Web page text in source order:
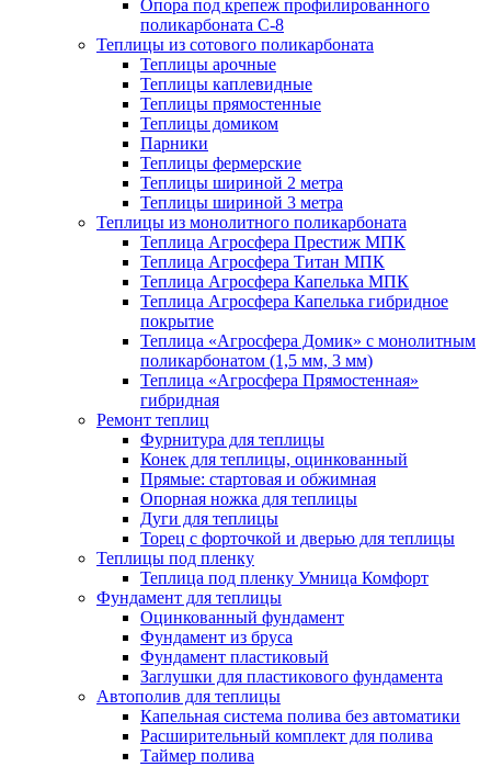
Опора под крепеж профилированного
поликарбоната С-8
Теплицы из сотового поликарбоната
Теплицы арочные
Теплицы каплевидные
Теплицы прямостенные
Теплицы домиком
Парники
Теплицы фермерские
Теплицы шириной 2 метра
Теплицы шириной 3 метра
Теплицы из монолитного поликарбоната
Теплица Агросфера Престиж МПК
Теплица Агросфера Титан МПК
Теплица Агросфера Капелька МПК
Теплица Агросфера Капелька гибридное
покрытие
Теплица «Агросфера Домик» с монолитным
поликарбонатом (1,5 мм, 3 мм)
Теплица «Агросфера Прямостенная»
гибридная
Ремонт теплиц
Фурнитура для теплицы
Конек для теплицы, оцинкованный
Прямые: стартовая и обжимная
Опорная ножка для теплицы
Дуги для теплицы
Торец с форточкой и дверью для теплицы
Теплицы под пленку
Теплица под пленку Умница Комфорт
Фундамент для теплицы
Оцинкованный фундамент
Фундамент из бруса
Фундамент пластиковый
Заглушки для пластикового фундамента
Автополив для теплицы
Капельная система полива без автоматики
Расширительный комплект для полива
Таймер полива